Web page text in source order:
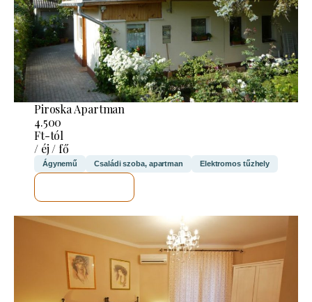
Piroska Apartman
4.500
Ft-tól
/ éj / fő
Ágynemű Családi szoba, apartman Elektromos tűzhely